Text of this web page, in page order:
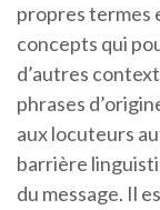
propres termes
concepts qui
d’autres
phrases
aux locuteurs
barrière
du message. Il